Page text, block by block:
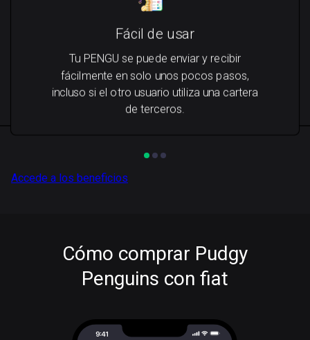
Fácil de usar
Tu PENGU se puede enviar y recibir
fácilmente en solo unos pocos pasos,
incluso si el otro usuario utiliza una cartera
de terceros.
Accede a los beneficios
Cómo comprar Pudgy
Penguins con fiat